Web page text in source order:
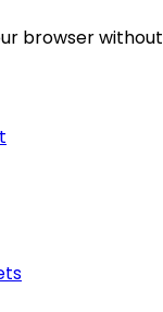
browser